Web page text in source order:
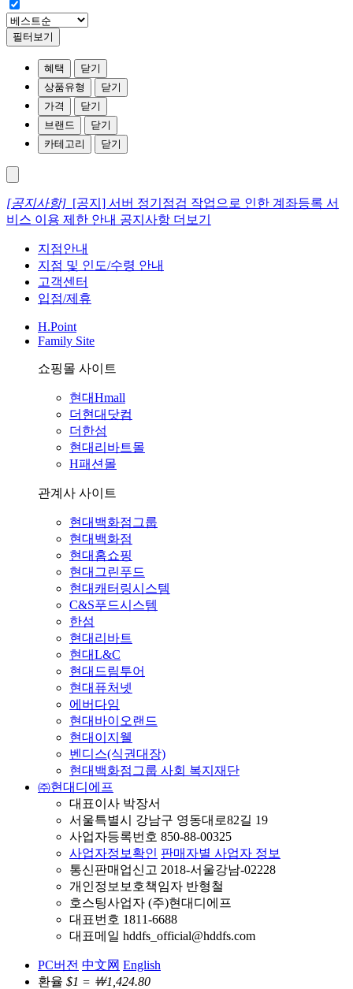
필터보기
혜택
닫기
상품유형
닫기
가격
닫기
브랜드
닫기
카테고리
닫기
[공지사항] [공지] 서버 정기점검 작업으로 인한 계좌등록 서
비스 이용 제한 안내 공지사항 더보기
지점안내
지점 및 인도/수령 안내
고객센터
입점/제휴
H.Point
Family Site
쇼핑몰 사이트
현대Hmall
더현대닷컴
더한섬
현대리바트몰
H패션몰
관계사 사이트
현대백화점그룹
현대백화점
현대홈쇼핑
현대그린푸드
현대캐터링시스템
C&S푸드시스템
한섬
현대리바트
현대L&C
현대드림투어
현대퓨처넷
에버다임
현대바이오랜드
현대이지웰
벤디스(식권대장)
현대백화점그룹 사회 복지재단
㈜현대디에프
대표이사 박장서
서울특별시 강남구 영동대로82길 19
사업자등록번호 850-88-00325
사업자정보확인 판매자별 사업자 정보
통신판매업신고 2018-서울강남-02228
개인정보보호책임자 반형철
호스팅사업자 (주)현대디에프
대표번호 1811-6688
대표메일 hddfs_official@hddfs.com
PC버전 中文网 English
환율 $1 = ￦1,424.80